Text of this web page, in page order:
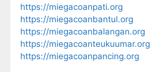
https://miegacoanpati.org
https://miegacoanbantul.org
https://miegacoanbalangan.org
https://miegacoanteukuumar.org
https://miegacoanpancing.org